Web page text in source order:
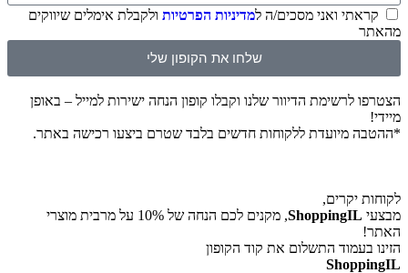
קראתי ואני מסכים/ה למדיניות הפרטיות ולקבלת אימלים שיווקים
מהאתר
שלחו את הקופון שלי
הצטרפו לרשימת הדיוור שלנו וקבלו קופון הנחה ישירות למייל – באופן
מיידי!
*ההטבה מיועדת ללקוחות חדשים בלבד שטרם ביצעו רכישה באתר.
לקוחות יקרים,
מבצעי ShoppingIL
, מקנים לכם הנחה של 10% על מרבית מוצרי
האתר!
הזינו בעמוד התשלום את קוד הקופון
ShoppingIL